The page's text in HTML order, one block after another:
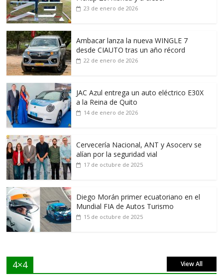
23 de enero de 2026
Ambacar lanza la nueva WINGLE 7
desde CIAUTO tras un año récord
22 de enero de 2026
JAC Azul entrega un auto eléctrico E30X
a la Reina de Quito
14 de enero de 2026
Cervecería Nacional, ANT y Asocerv se
alían por la seguridad vial
17 de octubre de 2025
Diego Morán primer ecuatoriano en el
Mundial FIA de Autos Turismo
15 de octubre de 2025
4×4 View All